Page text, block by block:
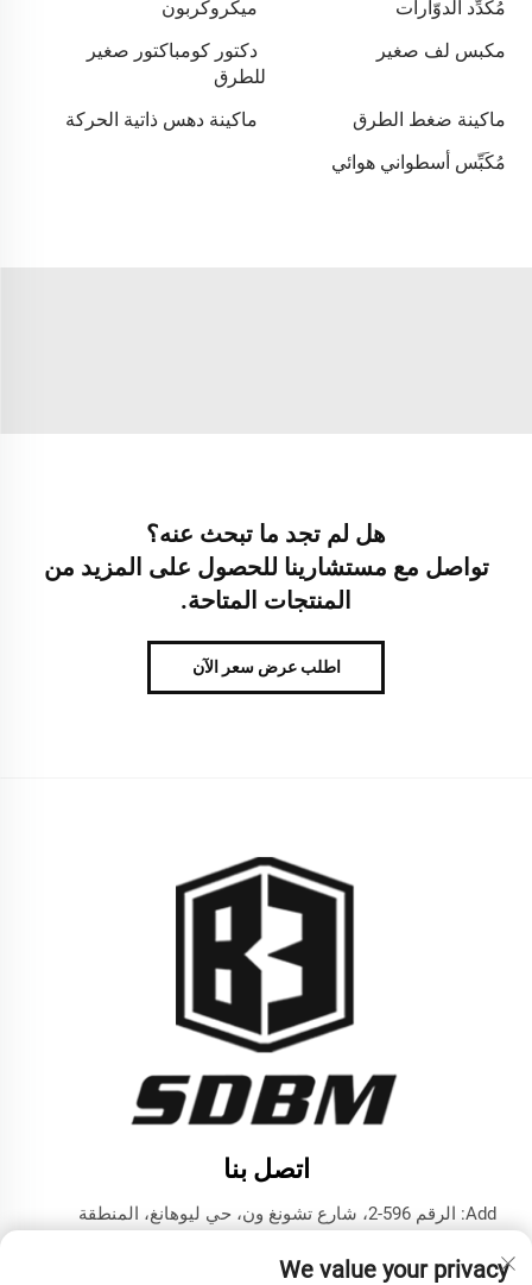
مُكَدِّد الدوّارات
ميكروكربون
مكبس لف صغير
دكتور كومباكتور صغير
للطرق
ماكينة ضغط الطرق
ماكينة دهس ذاتية الحركة
مُكَبِّس أسطواني هوائي
هل لم تجد ما تبحث عنه؟
تواصل مع مستشارينا للحصول على المزيد من
المنتجات المتاحة.
اطلب عرض سعر الآن
اتصل بنا
Add: الرقم 596-2، شارع تشونغ ون، حي ليوهانغ، المنطقة
هاتف:+86-17853787374
We value your privacy